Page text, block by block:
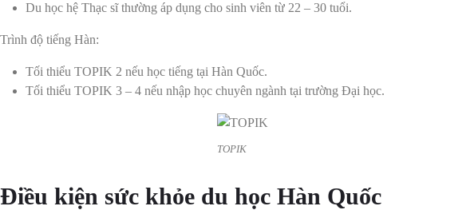
Du học hệ Thạc sĩ thường áp dụng cho sinh viên từ 22 – 30 tuổi.
Trình độ tiếng Hàn:
Tối thiểu TOPIK 2 nếu học tiếng tại Hàn Quốc.
Tối thiểu TOPIK 3 – 4 nếu nhập học chuyên ngành tại trường Đại học.
TOPIK
Điều kiện sức khỏe du học Hàn Quốc